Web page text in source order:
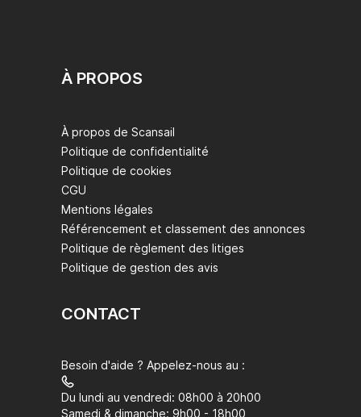
À PROPOS
À propos de Scansail
Politique de confidentialité
Politique de cookies
CGU
Mentions légales
Référencement et classement des annonces
Politique de règlement des litiges
Politique de gestion des avis
CONTACT
Besoin d'aide ? Appelez-nous au :
Du lundi au vendredi: 08h00 à 20h00
Samedi & dimanche: 9h00 - 18h00